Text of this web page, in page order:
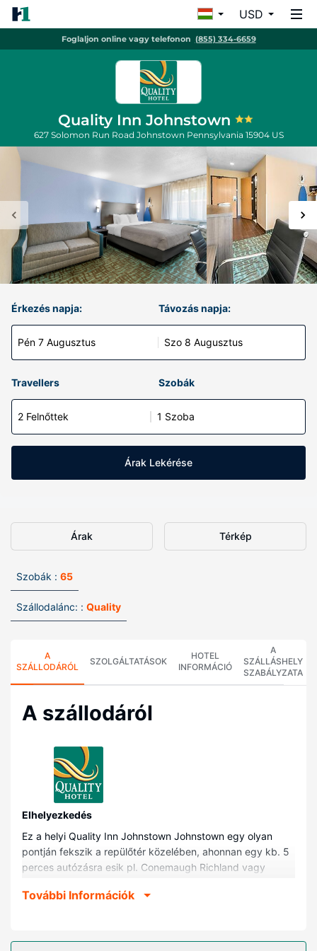
USD
Foglaljon online vagy telefonon (855) 334-6659
Quality Inn Johnstown
627 Solomon Run Road Johnstown Pennsylvania 15904 US
Érkezés napja:
Pén 7 Augusztus
Távozás napja:
Szo 8 Augusztus
Travellers Szobák
2 Felnőttek 1 Szoba
Árak Lekérése
Árak Térkép
Szobák : 65
Szállodalánc: : Quality
A
SZÁLLODÁRÓL
SZOLGÁLTATÁSOK
HOTEL
INFORMÁCIÓ
A
SZÁLLÁSHELY
SZABÁLYZATA
A szállodáról
Elhelyezkedés
Ez a helyi Quality Inn Johnstown Johnstown egy olyan
pontján fekszik a repülőtér közelében, ahonnan egy kb. 5
perces autózásra esik pl. Conemaugh Richland vagy
található A Pittsburgh-i Egyetem johnstowni kampusza, ill.
További Információk